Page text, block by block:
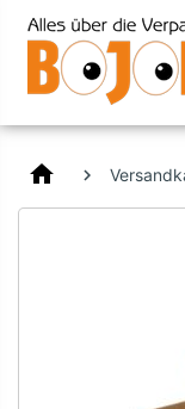
home